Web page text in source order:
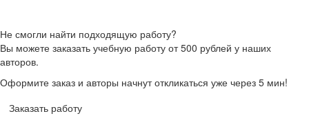
Не смогли найти подходящую работу?
Вы можете заказать учебную работу от 500 рублей у наших
авторов.
Оформите заказ и авторы начнут откликаться уже через 5 мин!
Заказать работу